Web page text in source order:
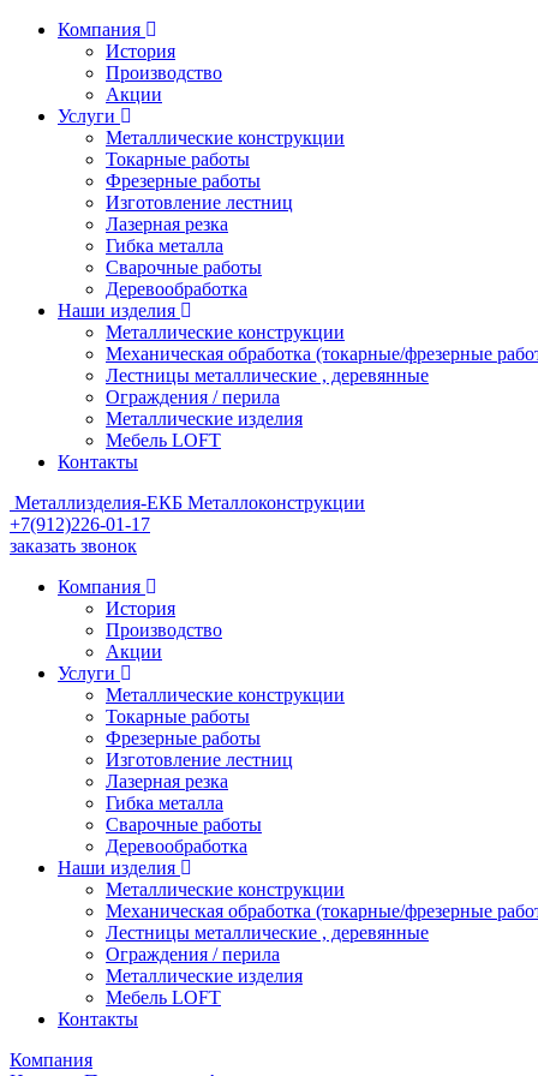
Компания
История
Производство
Акции
Услуги
Металлические конструкции
Токарные работы
Фрезерные работы
Изготовление лестниц
Лазерная резка
Гибка металла
Сварочные работы
Деревообработка
Наши изделия
Металлические конструкции
Механическая обработка (токарные/фрезерные
Лестницы металлические , деревянные
Ограждения / перила
Металлические изделия
Мебель LOFT
Контакты
Металлизделия-ЕКБ Металлоконструкции
+7(912)226-01-17
заказать звонок
Компания
История
Производство
Акции
Услуги
Металлические конструкции
Токарные работы
Фрезерные работы
Изготовление лестниц
Лазерная резка
Гибка металла
Сварочные работы
Деревообработка
Наши изделия
Металлические конструкции
Механическая обработка (токарные/фрезерные
Лестницы металлические , деревянные
Ограждения / перила
Металлические изделия
Мебель LOFT
Контакты
Компания